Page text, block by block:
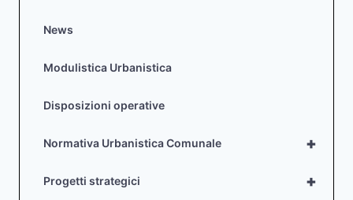
News
Modulistica Urbanistica
Disposizioni operative
+
Normativa Urbanistica Comunale
+
Progetti strategici